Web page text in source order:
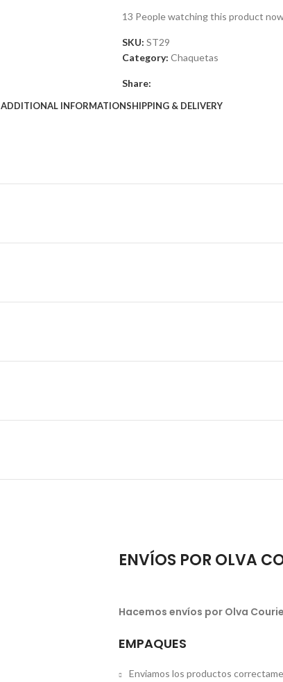
13 People watching this product
SKU: ST29
Category: Chaquetas
Share:
ADDITIONAL INFORMATIONSHIPPING & DELIVERY
ENVÍOS POR OLVA
Hacemos envíos por Olva
EMPAQUES
Enviamos los productos